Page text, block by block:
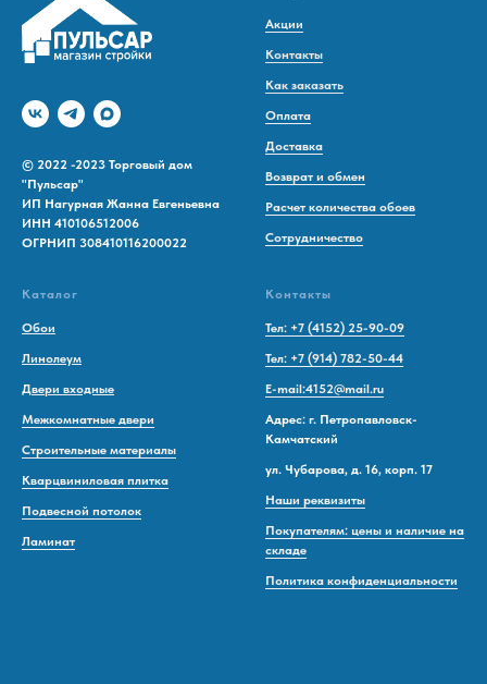
© 2022 -2023 Торговый дом
"Пульсар"
ИП Нагурная Жанна Евгеньевна
ИНН 410106512006
ОГРНИП 308410116200022
Акции
Контакты
Как заказать
Оплата
Доставка
Возврат и обмен
Расчет количества обоев
Сотрудничество
Каталог
Обои
Линолеум
Двери входные
Межкомнатные двери
Строительные материалы
Кварцвиниловая плитка
Подвесной потолок
Ламинат
Контакты
Тел: +7 (4152) 25-90-09
Тел: +7 (914) 782-50-44
E-mail:4152@mail.ru
Адрес: г. Петропавловск-
Камчатский
ул. Чубарова, д. 16, корп. 17
Наши реквизиты
Покупателям: цены и наличие на
складе
Политика конфиденциальности